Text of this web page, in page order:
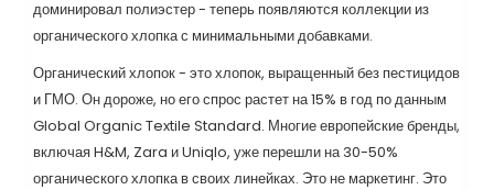
доминировал полиэстер - теперь появляются коллекции из
органического хлопка с минимальными добавками.
Органический хлопок - это хлопок, выращенный без пестицидов
и ГМО. Он дороже, но его спрос растет на 15% в год по данным
Global Organic Textile Standard. Многие европейские бренды,
включая H&M, Zara и Uniqlo, уже перешли на 30-50%
органического хлопка в своих линейках. Это не маркетинг. Это